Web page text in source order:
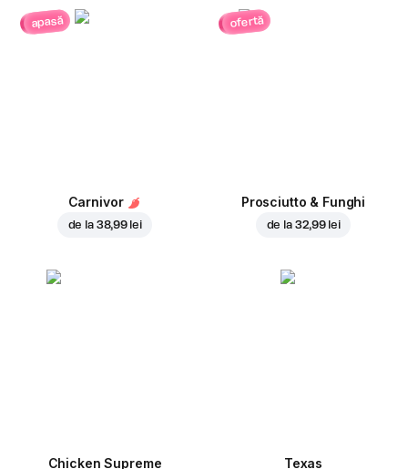
apasă
Carnivor
de la 38,99 lei
ofertă
Prosciutto & Funghi
de la 32,99 lei
Chicken Supreme Texas